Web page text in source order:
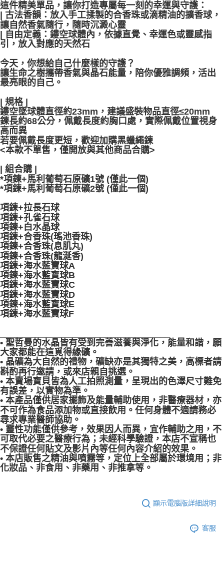
​這件精美單品，讓你打造專屬每一刻的幸運與守護：
​| 古法香韻：放入手工揉製的合香珠或滴精油的擴香球，
讓自然香氣隨行，隨時沉澱心靈
​| 自由定義：鏤空球體內，依據直覺、幸運色或靈感指
引，放入對應的天然石
今天，你想給自己什麼樣的守護？
讓生命之樹攜帶香氣與晶石能量，陪你優雅調頻，活出
最亮眼的自己。
| 規格 |
鏤空墜球體直徑約23mm，建議盛裝物品直徑≤20mm
鍊長約68公分，佩戴長度約胸口處，實際佩戴位置視身
高而異
若要佩戴長度更短，歡迎加購黑蠟繩鍊
<本款不單售，僅開放與其他商品合購>
| 組合購 |
*項鍊+馬利葡萄石原礦1號 (僅此一個)
*項鍊+馬利葡萄石原礦2號 (僅此一個)
項鍊+拉長石球
項鍊+孔雀石球
項鍊+白水晶球
項鍊+合香珠(瑤池香珠)
項鍊+合香珠(息肌丸)
項鍊+合香珠(龍涎香)
項鍊+海水藍寶球A
項鍊+海水藍寶球B
項鍊+海水藍寶球C
項鍊+海水藍寶球D
項鍊+海水藍寶球E
項鍊+海水藍寶球F
• 聖哲曼的水晶皆有受到完善滋養與淨化，能量和諧，願
大家都能在這覓得緣礦。
• 晶礦為大自然的禮物，礦缺亦是其獨特之美，高標者請
斟酌再行邀請，或來店親自挑選。
• 本賣場寶貝皆為人工拍照測量，呈現出的色澤尺寸難免
有誤差，以實物為準。
• 本產品僅供居家擺飾及能量輔助使用，非醫療器材，亦
不可作為食品添加物或直接飲用。任何身體不適請務必
尋求專業醫師協助。
• 靈性功能僅供參考，效果因人而異，宜作輔助之用，不
可取代必要之醫療行為；未經科學驗證，本店不宣稱也
不保證任何貼文及影片內等任何內容介紹的效果。
• 本店販售之精油與噴霧等，定位上全部屬於環境用；非
化妝品、非食用、非藥用、非推拿等。
顯示電腦版詳細說明
客服